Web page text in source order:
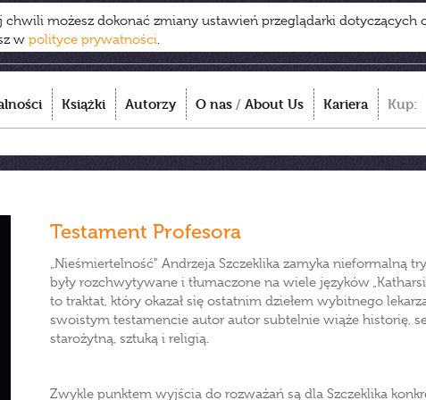
chwili możesz dokonać zmiany ustawień przeglądarki dotyczących
w polityce prywatności.
Książki Autorzy O nas / About Us Kariera Kup:
Testament Profesora
„Nieśmiertelność" Andrzeja Szczeklika zamyka nieformalną
były rozchwytywane i tłumaczone na wiele języków
to traktat, który okazał się ostatnim dziełem wybitnego
swoistym testamencie autor autor subtelnie wiąże historię,
starożytną, sztuką i religią.
Zwykle punktem wyjścia do rozważań są dla Szczeklika